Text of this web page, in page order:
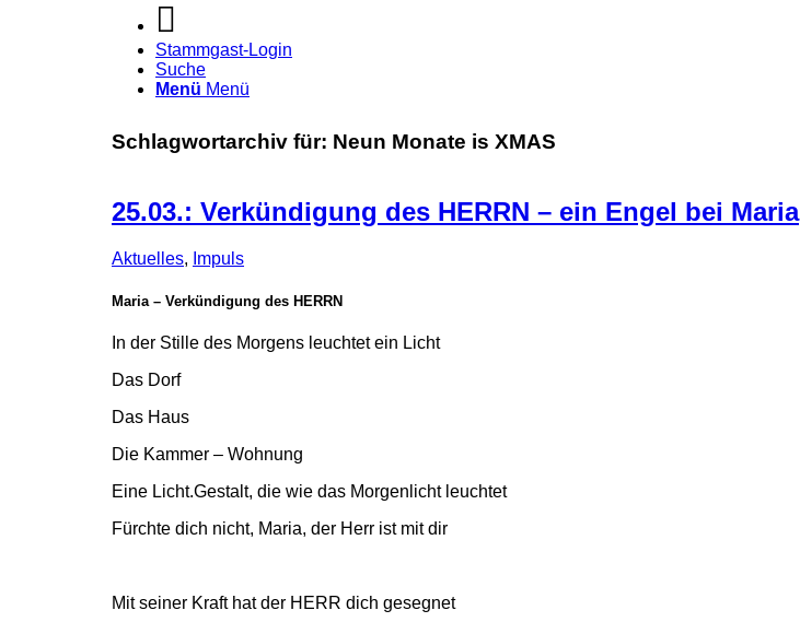
Stammgast-Login
Suche
Menü Menü
Schlagwortarchiv für: Neun Monate is XMAS
25.03.: Verkündigung des HERRN – ein Engel bei Maria
Aktuelles, Impuls
Maria – Verkündigung des HERRN
In der Stille des Morgens leuchtet ein Licht
Das Dorf
Das Haus
Die Kammer – Wohnung
Eine Licht.Gestalt, die wie das Morgenlicht leuchtet
Fürchte dich nicht, Maria, der Herr ist mit dir
Mit seiner Kraft hat der HERR dich gesegnet